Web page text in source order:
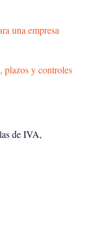
una empresa
plazos y controles
de IVA,